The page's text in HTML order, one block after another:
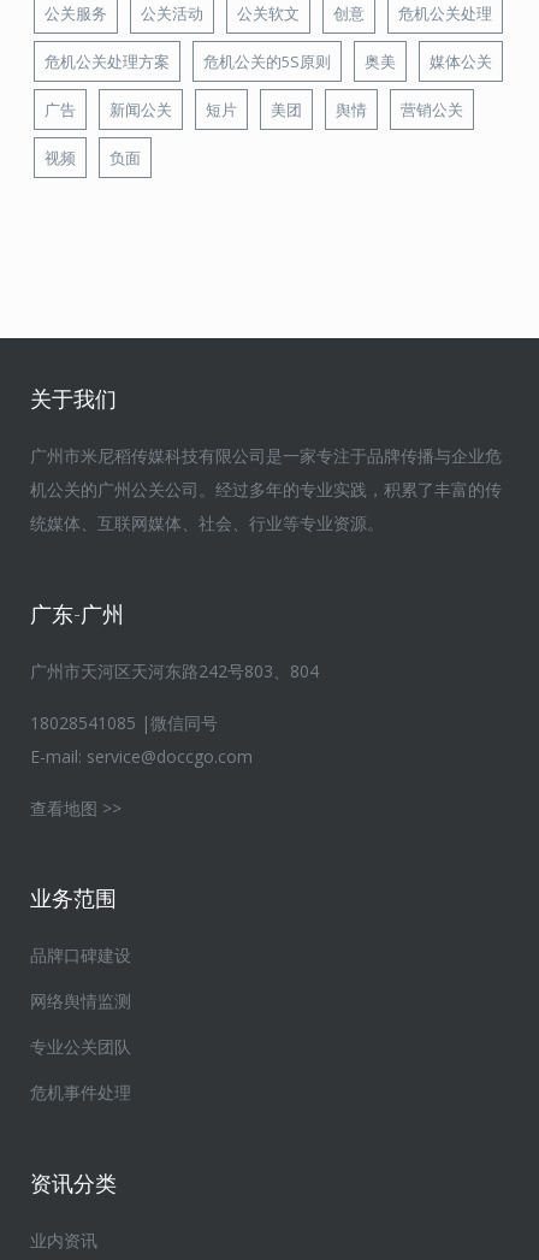
公关服务 公关活动 公关软文 创意 危机公关处理
危机公关处理方案 危机公关的5S原则 奥美 媒体公关
广告 新闻公关 短片 美团 舆情 营销公关
视频 负面
关于我们
广州市米尼稻传媒科技有限公司是一家专注于品牌传播与企业危
机公关的广州公关公司。经过多年的专业实践，积累了丰富的传
统媒体、互联网媒体、社会、行业等专业资源。
广东-广州
广州市天河区天河东路242号803、804
18028541085 |微信同号
E-mail: service@doccgo.com
查看地图 >>
业务范围
品牌口碑建设
网络舆情监测
专业公关团队
危机事件处理
资讯分类
业内资讯